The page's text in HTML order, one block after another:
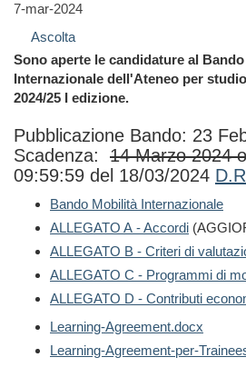
7-mar-2024
Ascolta
Sono aperte le candidature al
Internazionale dell'Ateneo per
2024/25 I edizione.
Pubblicazione Bando: 23
Scadenza: 14 Marzo 2024
09:59:59 del 18/03/2024
Bando Mobilità Internazionale
ALLEGATO A - Accordi
ALLEGATO B - Criteri di
ALLEGATO C - Programmi di
ALLEGATO D - Contributi
Learning-Agreement.docx
Learning-Agreement-per-